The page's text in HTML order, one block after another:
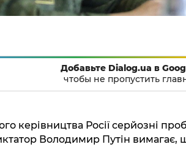
Добавьте Dialog.ua в
чтобы не пропустить
керівництва Росії серйозні
Володимир Путін вимагає,